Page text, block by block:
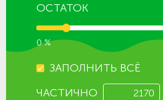
ОСТАТОК
0 %
ЗАПОЛНИТЬ ВСЁ
ЧАСТИЧНО